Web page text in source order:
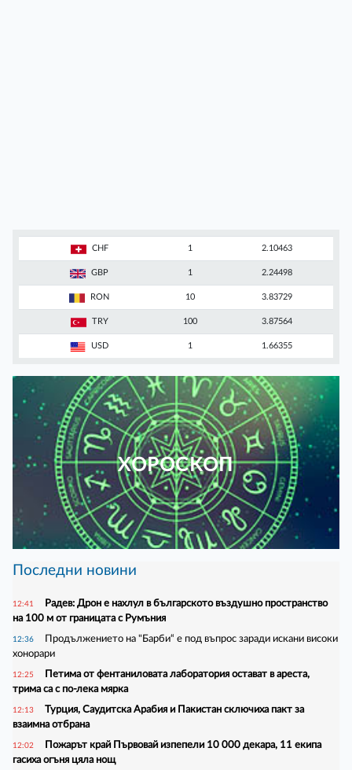
CHF 1 2.10463
GBP 1 2.24498
RON 10 3.83729
TRY 100 3.87564
USD 1 1.66355
ХОРОСКОП
Последни новини
12:41
Радев: Дрон е нахлул в българското въздушно пространство
на 100 м от границата с Румъния
12:36
Продължението на "Барби“ е под въпрос заради искани високи
хонорари
12:25
Петима от фентаниловата лаборатория остават в ареста,
трима са с по-лека мярка
12:13
Турция, Саудитска Арабия и Пакистан сключиха пакт за
взаимна отбрана
12:02
Пожарът край Първовай изпепели 10 000 декара, 11 екипа
гасиха огъня цяла нощ